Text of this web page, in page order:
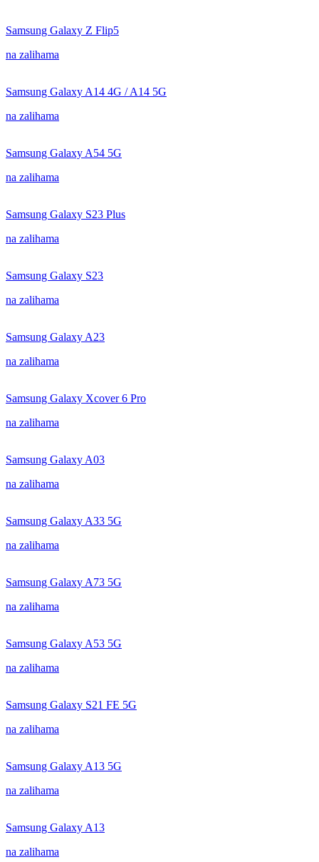
Samsung Galaxy Z Flip5
na zalihama
Samsung Galaxy A14 4G / A14 5G
na zalihama
Samsung Galaxy A54 5G
na zalihama
Samsung Galaxy S23 Plus
na zalihama
Samsung Galaxy S23
na zalihama
Samsung Galaxy A23
na zalihama
Samsung Galaxy Xcover 6 Pro
na zalihama
Samsung Galaxy A03
na zalihama
Samsung Galaxy A33 5G
na zalihama
Samsung Galaxy A73 5G
na zalihama
Samsung Galaxy A53 5G
na zalihama
Samsung Galaxy S21 FE 5G
na zalihama
Samsung Galaxy A13 5G
na zalihama
Samsung Galaxy A13
na zalihama